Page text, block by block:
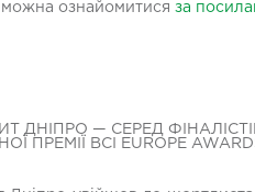
можна ознайомитися за
ДНІПРО — СЕРЕД
ПРЕМІЇ BCI EUROPE